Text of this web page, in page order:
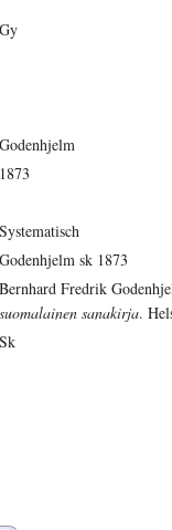
Gy
Godenhjelm
1873
Systematisch
Godenhjelm sk 1873
Bernhard Fredrik
suomalainen sanakirja.
Sk